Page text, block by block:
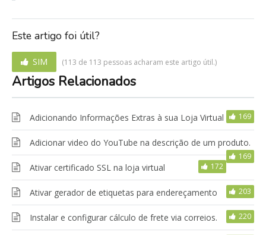
Este artigo foi útil?
SIM (113 de 113 pessoas acharam este artigo útil.)
Artigos Relacionados
Adicionando Informações Extras à sua Loja Virtual 169
Adicionar video do YouTube na descrição de um produto.
169
Ativar certificado SSL na loja virtual 172
Ativar gerador de etiquetas para endereçamento 203
Instalar e configurar cálculo de frete via correios. 220